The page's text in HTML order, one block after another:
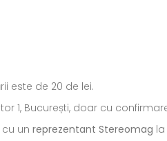
este de 20 de lei.
1, București, doar cu
un reprezentant Stereomag